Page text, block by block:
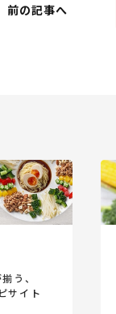
前の記事へ
う、
サイト